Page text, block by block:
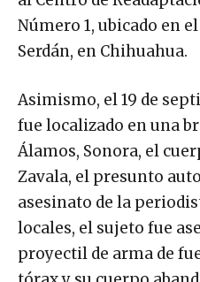
Número 1, ubicado en
Serdán, en Chihuahua.
Asimismo, el 19 de
fue localizado en una
Álamos, Sonora, el
Zavala, el presunto
asesinato de la
locales, el sujeto fue
proyectil de arma de